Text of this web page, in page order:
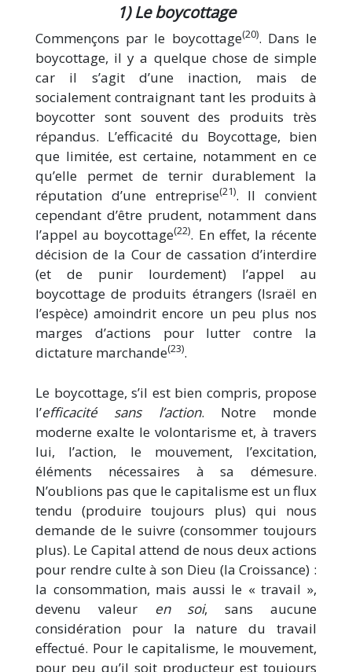
1) Le boycottage
Commençons par le boycottage(20). Dans le
boycottage, il y a quelque chose de simple
car il s’agit d’une inaction, mais de
socialement contraignant tant les produits à
boycotter sont souvent des produits très
répandus. L’efficacité du Boycottage, bien
que limitée, est certaine, notamment en ce
qu’elle permet de ternir durablement la
réputation d’une entreprise(21). Il convient
cependant d’être prudent, notamment dans
l’appel au boycottage(22). En effet, la récente
décision de la Cour de cassation d’interdire
(et de punir lourdement) l’appel au
boycottage de produits étrangers (Israël en
l’espèce) amoindrit encore un peu plus nos
marges d’actions pour lutter contre la
dictature marchande(23).
Le boycottage, s’il est bien compris, propose
l’efficacité sans l’action. Notre monde
moderne exalte le volontarisme et, à travers
lui, l’action, le mouvement, l’excitation,
éléments nécessaires à sa démesure.
N’oublions pas que le capitalisme est un flux
tendu (produire toujours plus) qui nous
demande de le suivre (consommer toujours
plus). Le Capital attend de nous deux actions
pour rendre culte à son Dieu (la Croissance) :
la consommation, mais aussi le « travail »,
devenu valeur
en soi, sans aucune
considération pour la nature du travail
effectué. Pour le capitalisme, le mouvement,
pour peu qu’il soit producteur est toujours